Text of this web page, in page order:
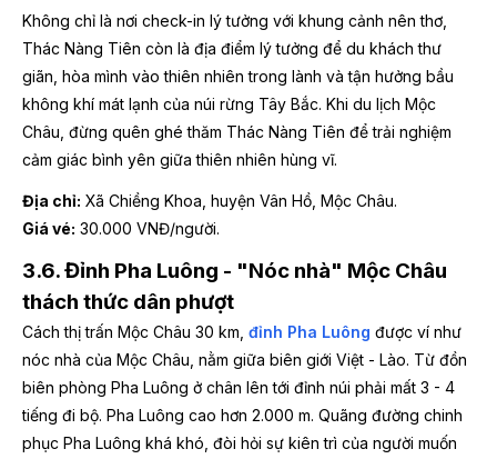
Không chỉ là nơi check-in lý tưởng với khung cảnh nên thơ,
Thác Nàng Tiên còn là địa điểm lý tưởng để du khách thư
giãn, hòa mình vào thiên nhiên trong lành và tận hưởng bầu
không khí mát lạnh của núi rừng Tây Bắc. Khi du lịch Mộc
Châu, đừng quên ghé thăm Thác Nàng Tiên để trải nghiệm
cảm giác bình yên giữa thiên nhiên hùng vĩ.
Địa chỉ: Xã Chiềng Khoa, huyện Vân Hồ, Mộc Châu.
Giá vé: 30.000 VNĐ/người.
3.6. Đỉnh Pha Luông - "Nóc nhà" Mộc Châu
thách thức dân phượt
Cách thị trấn Mộc Châu 30 km, đỉnh Pha Luông được ví như
nóc nhà của Mộc Châu, nằm giữa biên giới Việt - Lào. Từ đồn
biên phòng Pha Luông ở chân lên tới đỉnh núi phải mất 3 - 4
tiếng đi bộ. Pha Luông cao hơn 2.000 m. Quãng đường chinh
phục Pha Luông khá khó, đòi hỏi sự kiên trì của người muốn